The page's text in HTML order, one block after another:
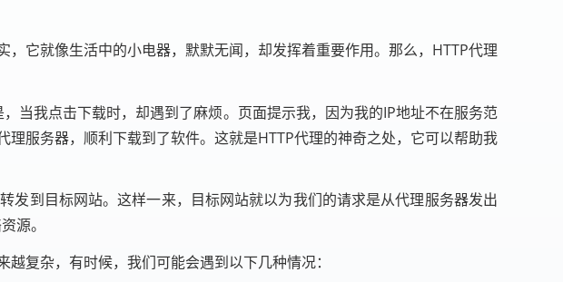
它就像生活中的小电器，默默无闻，却发挥着重要作用。那么，HTTP代理
当我点击下载时，却遇到了麻烦。页面提示我，因为我的IP地址不在服务范
服务器，顺利下载到了软件。这就是HTTP代理的神奇之处，它可以帮助我
发到目标网站。这样一来，目标网站就以为我们的请求是从代理服务器发出
源。
复杂，有时候，我们可能会遇到以下几种情况：